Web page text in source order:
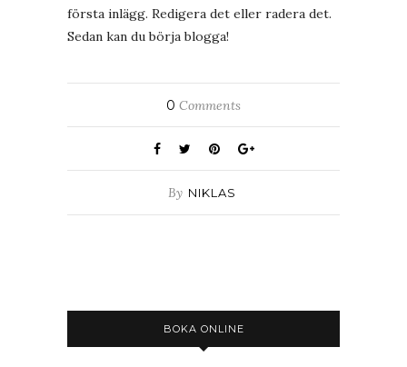
första inlägg. Redigera det eller radera det.
Sedan kan du börja blogga!
0 Comments
By NIKLAS
BOKA ONLINE